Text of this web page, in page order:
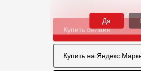
Отправка рекламации
Предложения по сотрудничеству
Вакансии
Купить онлайн
Купить на
Да